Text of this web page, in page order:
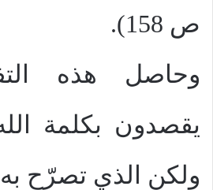
ص 158).
وحاصل هذه
يقصدون بكلمة
ولكن الذي تصرّح به